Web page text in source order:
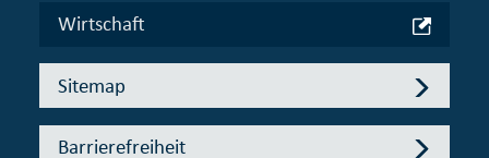
Wirtschaft
Sitemap
Barrierefreiheit